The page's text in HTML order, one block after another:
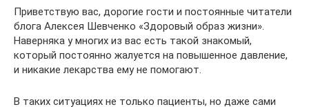
Приветствую вас, дорогие гости и постоянные читатели
блога Алексея Шевченко «Здоровый образ жизни».
Наверняка у многих из вас есть такой знакомый,
который постоянно жалуется на повышенное давление,
и никакие лекарства ему не помогают.
В таких ситуациях не только пациенты, но даже сами